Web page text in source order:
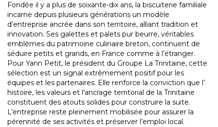
Fondée il y a plus de soixante-dix ans, la biscuiterie familiale
incarne depuis plusieurs générations un modèle
d’entreprise ancrée dans son territoire, alliant tradition et
innovation. Ses galettes et palets pur beurre, véritables
emblèmes du patrimoine culinaire breton, continuent de
séduire petits et grands, en France comme à l’étranger.
Pour Yann Petit, le président du Groupe La Trinitaine, cette
sélection est un signal extrêmement positif pour les
équipes et les partenaires. Elle renforce la conviction que l’
histoire, les valeurs et l’ancrage territorial de la Trinitaine
constituent des atouts solides pour construire la suite.
L’entreprise reste pleinement mobilisée pour assurer la
pérennité de ses activités et préserver l’emploi local.